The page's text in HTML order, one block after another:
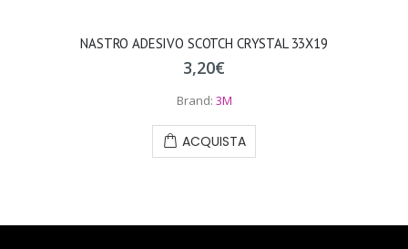
NASTRO ADESIVO SCOTCH CRYSTAL 33X19
3,20€
Brand: 3M
ACQUISTA